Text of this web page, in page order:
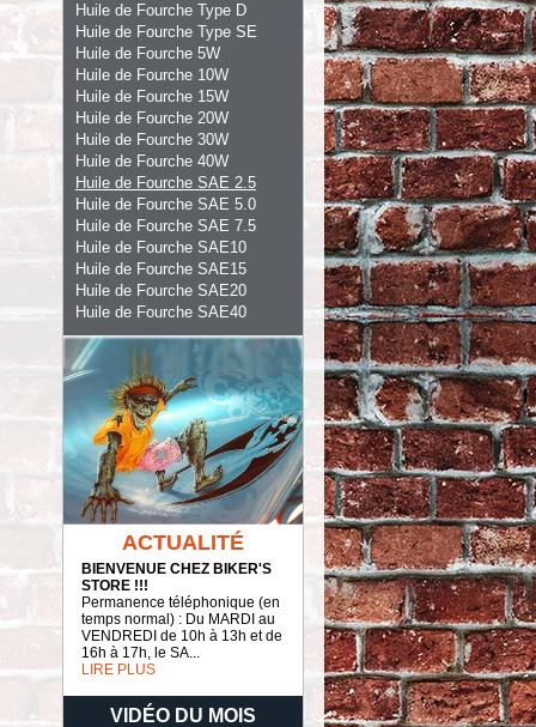
Huile de Fourche Type D
Huile de Fourche Type SE
Huile de Fourche 5W
Huile de Fourche 10W
Huile de Fourche 15W
Huile de Fourche 20W
Huile de Fourche 30W
Huile de Fourche 40W
Huile de Fourche SAE 2.5
Huile de Fourche SAE 5.0
Huile de Fourche SAE 7.5
Huile de Fourche SAE10
Huile de Fourche SAE15
Huile de Fourche SAE20
Huile de Fourche SAE40
ACTUALITÉ
BIENVENUE CHEZ BIKER'S
STORE !!!
Permanence téléphonique (en
temps normal) : Du MARDI au
VENDREDI de 10h à 13h et de
16h à 17h, le SA...
LIRE PLUS
VIDÉO DU MOIS